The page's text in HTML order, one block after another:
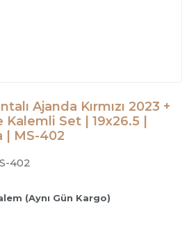
Ajanda Kırmızı 2023 +
Kalemli Set | 19x26.5 |
| MS-402
402
(Aynı Gün Kargo)